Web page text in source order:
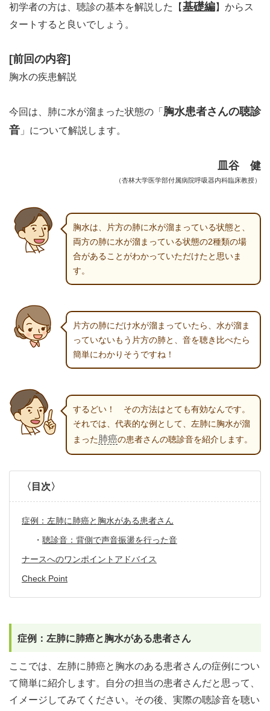
初学者の方は、聴診の基本を解説した【基礎編】からス
タートすると良いでしょう。
[前回の内容]
胸水の疾患解説
今回は、肺に水が溜まった状態の「 胸水患者さんの聴診
音 」について解説します。
皿谷 健
（杏林大学医学部付属病院呼吸器内科臨床教授）
胸水は、片方の肺に水が溜まっている状態と、
両方の肺に水が溜まっている状態の2種類の場
合があることがわかっていただけたと思いま
す。
片方の肺にだけ水が溜まっていたら、水が溜ま
っていないもう片方の肺と、音を聴き比べたら
簡単にわかりそうですね！
するどい！ その方法はとても有効なんです。
それでは、代表的な例として、左肺に胸水が溜
まった肺癌の患者さんの聴診音を紹介します。
〈目次〉
症例：左肺に肺癌と胸水がある患者さん
・ 聴診音：背側で声音振盪を行った音
ナースへのワンポイントアドバイス
Check Point
症例：左肺に肺癌と胸水がある患者さん
ここでは、左肺に肺癌と胸水のある患者さんの症例につい
て簡単に紹介します。自分の担当の患者さんだと思って、
イメージしてみてください。その後、実際の聴診音を聴い